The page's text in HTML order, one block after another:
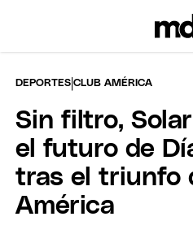
DEPORTES |CLUB AMÉRICA
Sin filtro,
el futuro de
tras el triunfo
América